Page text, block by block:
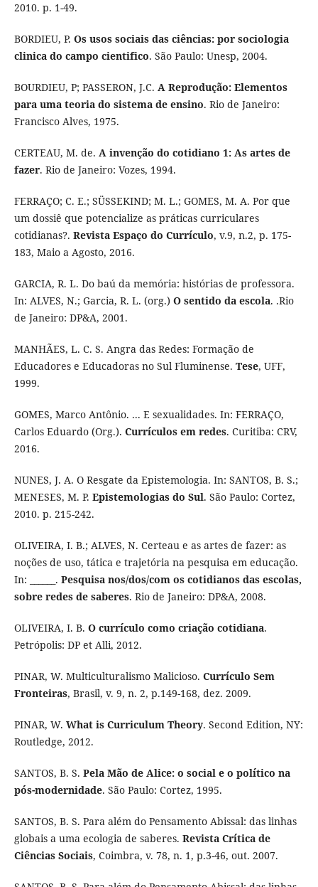
2010. p. 1-49.
BORDIEU, P. Os usos sociais das ciências: por sociologia
clinica do campo cientifico. São Paulo: Unesp, 2004.
BOURDIEU, P; PASSERON, J.C. A Reprodução: Elementos
para uma teoria do sistema de ensino. Rio de Janeiro:
Francisco Alves, 1975.
CERTEAU, M. de. A invenção do cotidiano 1: As artes de
fazer. Rio de Janeiro: Vozes, 1994.
FERRAÇO; C. E.; SÜSSEKIND; M. L.; GOMES, M. A. Por que
um dossiê que potencialize as práticas curriculares
cotidianas?. Revista Espaço do Currículo, v.9, n.2, p. 175-
183, Maio a Agosto, 2016.
GARCIA, R. L. Do baú da memória: histórias de professora.
In: ALVES, N.; Garcia, R. L. (org.) O sentido da escola. .Rio
de Janeiro: DP&A, 2001.
MANHÃES, L. C. S. Angra das Redes: Formação de
Educadores e Educadoras no Sul Fluminense. Tese, UFF,
1999.
GOMES, Marco Antônio. ... E sexualidades. In: FERRAÇO,
Carlos Eduardo (Org.). Currículos em redes. Curitiba: CRV,
2016.
NUNES, J. A. O Resgate da Epistemologia. In: SANTOS, B. S.;
MENESES, M. P. Epistemologias do Sul. São Paulo: Cortez,
2010. p. 215-242.
OLIVEIRA, I. B.; ALVES, N. Certeau e as artes de fazer: as
noções de uso, tática e trajetória na pesquisa em educação.
In: ______. Pesquisa nos/dos/com os cotidianos das escolas,
sobre redes de saberes. Rio de Janeiro: DP&A, 2008.
OLIVEIRA, I. B. O currículo como criação cotidiana.
Petrópolis: DP et Alli, 2012.
PINAR, W. Multiculturalismo Malicioso. Currículo Sem
Fronteiras, Brasil, v. 9, n. 2, p.149-168, dez. 2009.
PINAR, W. What is Curriculum Theory. Second Edition, NY:
Routledge, 2012.
SANTOS, B. S. Pela Mão de Alice: o social e o político na
pós-modernidade. São Paulo: Cortez, 1995.
SANTOS, B. S. Para além do Pensamento Abissal: das linhas
globais a uma ecologia de saberes. Revista Crítica de
Ciências Sociais, Coimbra, v. 78, n. 1, p.3-46, out. 2007.